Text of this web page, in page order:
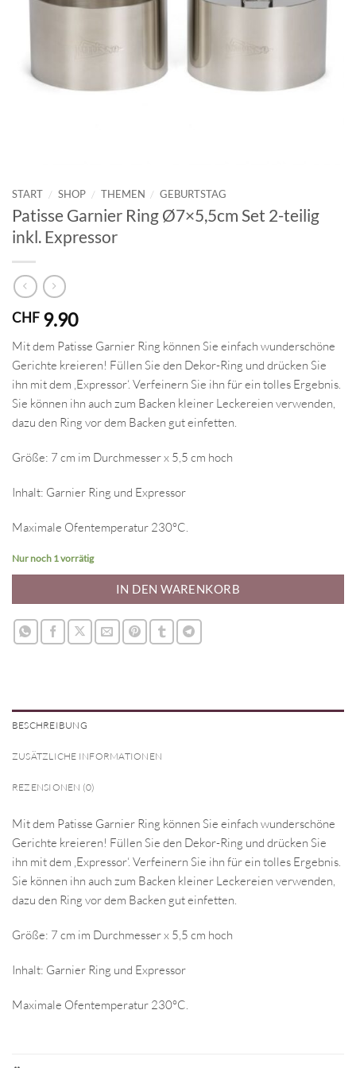
START / SHOP / THEMEN / GEBURTSTAG
Patisse Garnier Ring Ø7×5,5cm Set 2-teilig
inkl. Expressor
CHF 9.90
Mit dem Patisse Garnier Ring können Sie einfach wunderschöne
Gerichte kreieren! Füllen Sie den Dekor-Ring und drücken Sie
ihn mit dem ‚Expressor‘. Verfeinern Sie ihn für ein tolles Ergebnis.
Sie können ihn auch zum Backen kleiner Leckereien verwenden,
dazu den Ring vor dem Backen gut einfetten.
Größe: 7 cm im Durchmesser x 5,5 cm hoch
Inhalt: Garnier Ring und Expressor
Maximale Ofentemperatur 230°C.
Nur noch 1 vorrätig
IN DEN WARENKORB
BESCHREIBUNG
ZUSÄTZLICHE INFORMATIONEN
REZENSIONEN (0)
Mit dem Patisse Garnier Ring können Sie einfach wunderschöne
Gerichte kreieren! Füllen Sie den Dekor-Ring und drücken Sie
ihn mit dem ‚Expressor‘. Verfeinern Sie ihn für ein tolles Ergebnis.
Sie können ihn auch zum Backen kleiner Leckereien verwenden,
dazu den Ring vor dem Backen gut einfetten.
Größe: 7 cm im Durchmesser x 5,5 cm hoch
Inhalt: Garnier Ring und Expressor
Maximale Ofentemperatur 230°C.